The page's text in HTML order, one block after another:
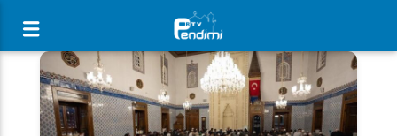
[There are no radio stations in the database]